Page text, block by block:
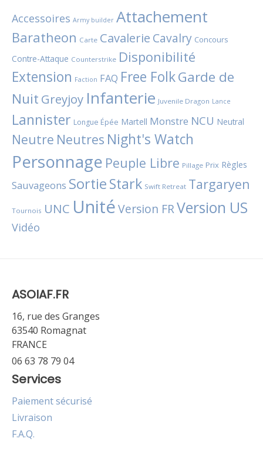
Accessoires Army builder Attachement
Baratheon Carte Cavalerie Cavalry Concours
Contre-Attaque Counterstrike Disponibilité
Extension Faction FAQ Free FolkGarde de
Nuit Greyjoy Infanterie Juvenile Dragon Lance
Lannister Longue Épée Martell Monstre NCU Neutral
Neutre Neutres Night's Watch
Personnage Peuple Libre Pillage Prix Règles
Sauvageons SortieStark Swift Retreat Targaryen
Tournois UNC UnitéVersion FRVersion US
Vidéo
ASOIAF.FR
16, rue des Granges
63540 Romagnat
FRANCE
06 63 78 79 04
Services
Paiement sécurisé
Livraison
F.A.Q.